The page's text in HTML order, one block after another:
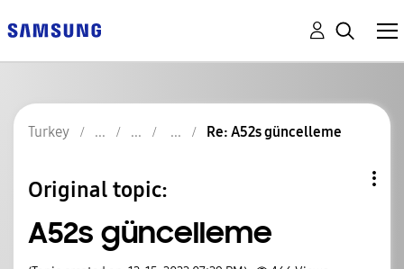
Turkey Re: A52s güncelleme
Original topic:
A52s güncelleme